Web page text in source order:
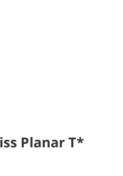
Planar T*